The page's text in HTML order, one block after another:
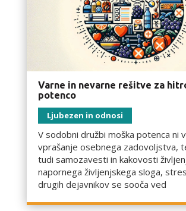
Varne in nevarne rešitve za
potenco
Ljubezen in odnosi
V sodobni družbi moška potenca ni
vprašanje osebnega zadovoljstva,
tudi samozavesti in kakovosti
napornega življenjskega sloga,
drugih dejavnikov se sooča ved